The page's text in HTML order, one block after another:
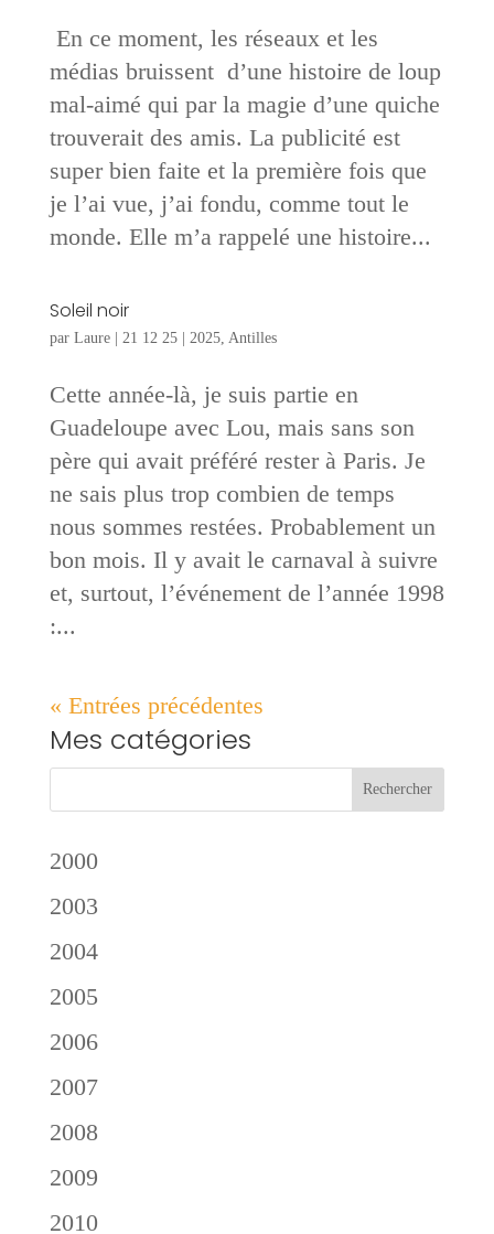
En ce moment, les réseaux et les
médias bruissent d’une histoire de loup
mal-aimé qui par la magie d’une quiche
trouverait des amis. La publicité est
super bien faite et la première fois que
je l’ai vue, j’ai fondu, comme tout le
monde. Elle m’a rappelé une histoire...
Soleil noir
par Laure| 21 12 25| 2025, Antilles
Cette année-là, je suis partie en
Guadeloupe avec Lou, mais sans son
père qui avait préféré rester à Paris. Je
ne sais plus trop combien de temps
nous sommes restées. Probablement un
bon mois. Il y avait le carnaval à suivre
et, surtout, l’événement de l’année 1998
:...
« Entrées précédentes
Mes catégories
2000
2003
2004
2005
2006
2007
2008
2009
2010